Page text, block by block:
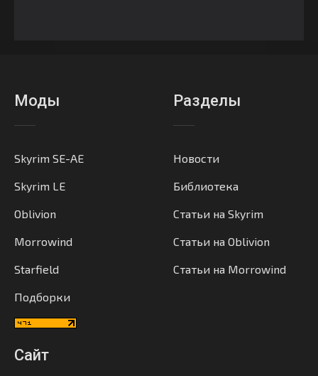
Моды
Skyrim SE-AE
Skyrim LE
Oblivion
Morrowind
Starfield
Подборки
Разделы
Новости
Библиотека
Статьи на Skyrim
Статьи на Oblivion
Статьи на Morrowind
Сайт